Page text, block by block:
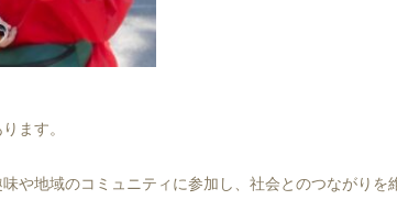
ます。
や地域のコミュニティに参加し、社会とのつながりを